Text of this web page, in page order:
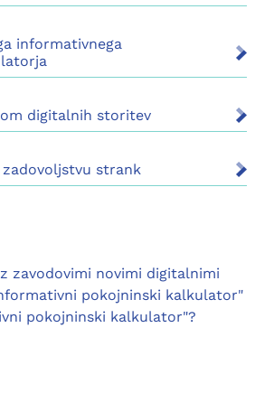
informativnega
digitalnih storitev
strank
zavodovimi novimi digitalnimi
pokojninski kalkulator"
pokojninski kalkulator"?